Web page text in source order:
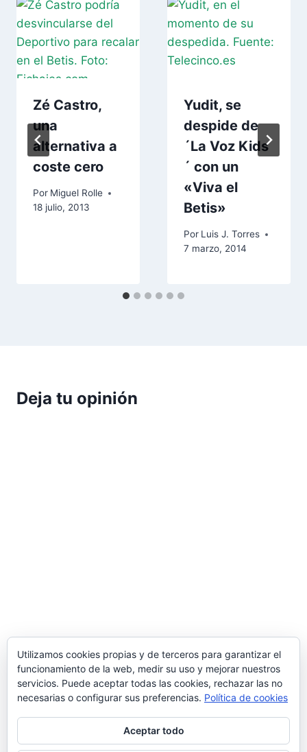
Zé Castro,
una
alternativa a
coste cero
Por Miguel Rolle
18 julio, 2013
Yudit, se
despide de
´La Voz Kids
´ con un
«Viva el
Betis»
Por Luis J. Torres
7 marzo, 2014
Deja tu opinión
Utilizamos cookies propias y de terceros para garantizar el
funcionamiento de la web, medir su uso y mejorar nuestros
servicios. Puede aceptar todas las cookies, rechazar las no
necesarias o configurar sus preferencias. Política de cookies
Aceptar todo